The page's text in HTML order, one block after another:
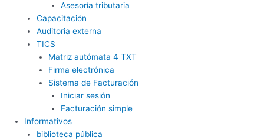
Asesoría tributaria
Capacitación
Auditoria externa
TICS
Matriz autómata 4 TXT
Firma electrónica
Sistema de Facturación
Iniciar sesión
Facturación simple
Informativos
biblioteca pública